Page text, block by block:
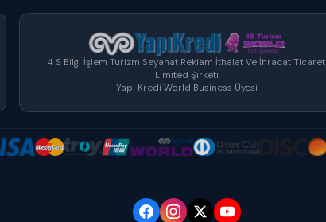
4 S Bilgi İşlem Turizm Seyahat Reklam İthalat Ve İhracat Ticaret
Limited Şirketi
Yapı Kredi World Business Üyesi